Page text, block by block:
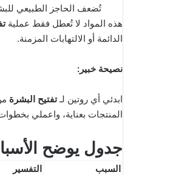
تُضعف الحاجز الطبيعي
هذه المواد لا تُعطل فقط عملية
الدائمة أو الالتهابات المزمنة.
نصيحة خبير:
ابدئي أي روتين لـتفتيح البشرة
المنتجات بعناية، واعملي
جدول يوضح
السبب التفسير